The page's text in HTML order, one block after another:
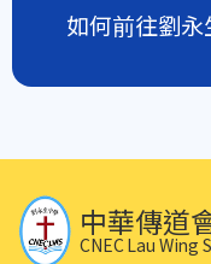
如何前往劉永
中華傳道
CNEC Lau Wing